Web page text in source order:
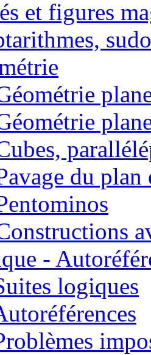
et figures
du plan
-
logiques